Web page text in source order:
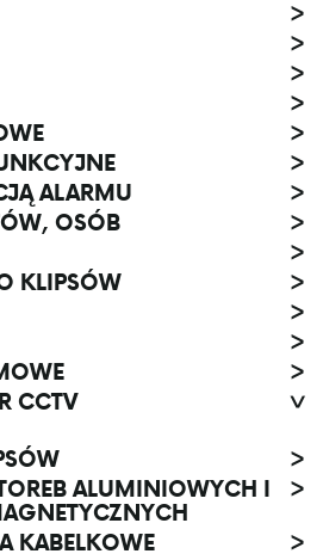
>
>
>
>
>
>
ALARMU
>
OSÓB
>
>
KLIPSÓW
>
>
>
>
CCTV
>
>
ALUMINIOWYCH I
>
KABELKOWE
>